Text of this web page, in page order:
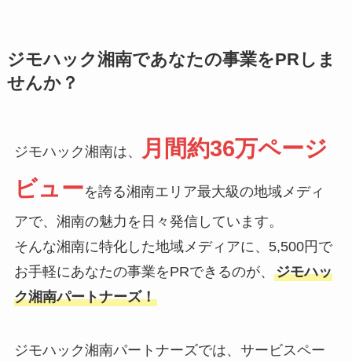
ジモハック湘南であなたの事業をPRしま
せんか？
ジモハック湘南は、
月間約36万ページ
ビューを誇る湘南エリア最大級の地域メディ
アで、湘南の魅力を日々発信しています。
そんな湘南に特化した地域メディアに、5,500円で
お手軽にあなたの事業をPRできるのが、 ジモハッ
ク湘南パートナーズ！
ジモハック湘南パートナーズでは、サービスペー